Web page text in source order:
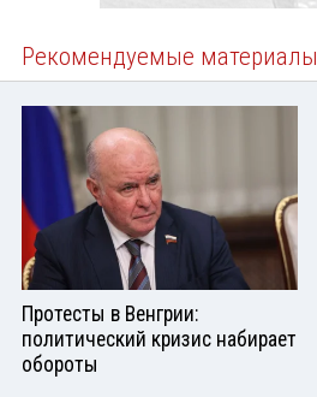
Рекомендуемые материалы
Протесты в Венгрии:
политический кризис набирает
обороты